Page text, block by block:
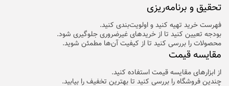
تحقیق و برنامه‌ریزی
فهرست خرید تهیه کنید و اولویت‌بندی کنید.
بودجه تعیین کنید تا از خریدهای غیرضروری جلوگیری شود.
محصولات را بررسی کنید تا از کیفیت آن‌ها مطمئن شوید.
مقایسه قیمت
از ابزارهای مقایسه قیمت استفاده کنید.
چندین فروشگاه را بررسی کنید تا بهترین تخفیف را بیابید.